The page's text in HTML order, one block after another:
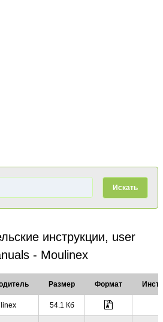
Искать
инструкции, user
- Moulinex
Размер Формат
54.1 Кб